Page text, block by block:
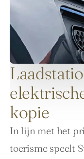
kopie
In lijn met het
toerisme speelt